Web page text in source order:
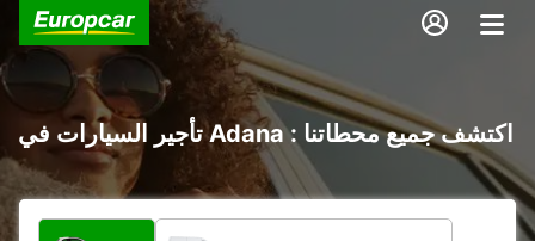
تأجير السيارات في Adana : اكتشف جميع محطاتنا
ما نوع المركبة؟